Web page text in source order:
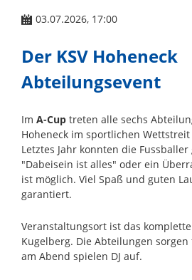
03.07.2026, 17:00
Der KSV Hoheneck
Abteilungsevent
Im A-Cuptreten alle sechs
Hoheneck im sportlichen
Letztes Jahr konnten die
"Dabeisein ist alles" oder ein
ist möglich. Viel Spaß und guten
garantiert.
Veranstaltungsort ist das
Kugelberg. Die Abteilungen
am Abend spielen DJ auf.